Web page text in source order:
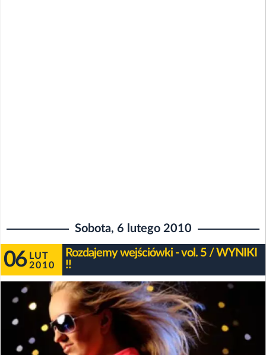
Sobota, 6 lutego 2010
06 LUT
2010
Rozdajemy wejściówki - vol. 5 / WYNIKI
!!